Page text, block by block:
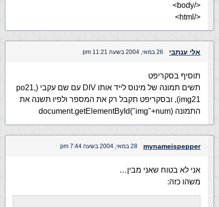
</body>
</html>
אלי ענתבי 26 במאי, 2004 בשעה 11:21 pm
תוסיף בסקריפט
תשים תמונה של מינוס לייד אותו DIV עם שם עקבי (po21,
img21), ובסקריפט תקבל רק את המספר ולפיו תשנה את
התמונה (document.getElementById("img"+num
mynameispepper 28 במאי, 2004 בשעה 7:44 pm
אני לא בטוח שאני מבין…
משהו כזה: